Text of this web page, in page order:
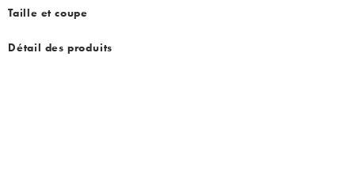
Taille et coupe
Détail des produits